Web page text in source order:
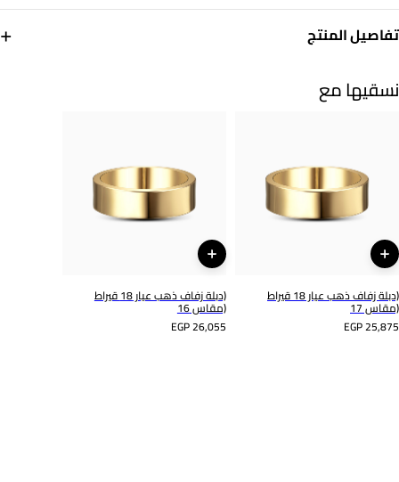
تفاصيل المنتج
+
ذهب أبيض 18 قيراط
العلامة التجارية
لازوردي
رقم الموديل
144153301191151
نسقيها مع
(دبلة زفاف ذهب عيار 18 قيراط
(مقاس 17
EGP 25,875
(دبلة زفاف ذهب عيار 18 قيراط
(مقاس 16
EGP 26,055